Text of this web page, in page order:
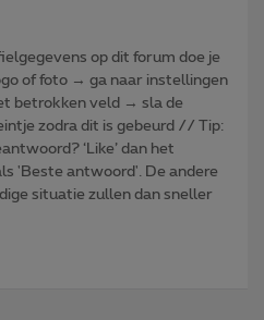
op dit forum doe je
of foto → ga naar instellingen
betrokken veld → sla de
zodra dit is gebeurd // Tip:
‘Like’ dan het
'Beste antwoord'. De andere
situatie zullen dan sneller